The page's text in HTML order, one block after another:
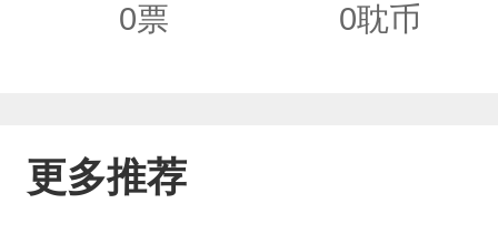
0票 0耽币
更多推荐